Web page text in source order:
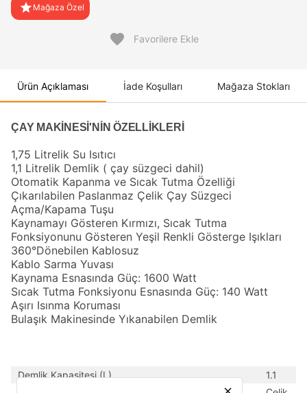
star Mağaza Özel
favorite Favorilere Ekle
Ürün Açıklaması İade Koşulları Mağaza Stokları
ÇAY MAKİNESİ'NİN ÖZELLİKLERİ
1,75 Litrelik Su Isıtıcı
1,1 Litrelik Demlik ( çay süzgeci dahil)
Otomatik Kapanma ve Sıcak Tutma Özelliği
Çıkarılabilen Paslanmaz Çelik Çay Süzgeci
Açma/Kapama Tuşu
Kaynamayı Gösteren Kırmızı, Sıcak Tutma
Fonksiyonunu Gösteren Yeşil Renkli Gösterge Işıkları
360°Dönebilen Kablosuz
Kablo Sarma Yuvası
Kaynama Esnasında Güç: 1600 Watt
Sıcak Tutma Fonksiyonu Esnasında Güç: 140 Watt
Aşırı Isınma Koruması
Bulaşık Makinesinde Yıkanabilen Demlik
Demlik Kapasitesi (L)
1.1